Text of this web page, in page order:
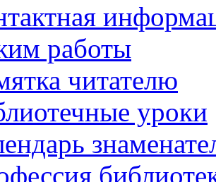
работы
читателю
уроки